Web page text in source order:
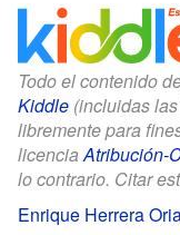
Todo el contenido
Kiddle (incluidas
libremente para
licenciaAtribución-
lo contrario. Citar
Enrique Herrera